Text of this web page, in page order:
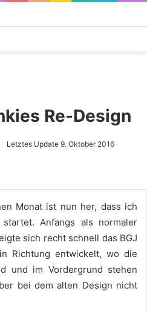
Re-Design
Letztes Update 9. Oktober 2016
Monat ist nun her, dass ich
startet. Anfangs als normaler
sich recht schnell das BGJ
Richtung entwickelt, wo die
und im Vordergrund stehen
bei dem alten Design nicht